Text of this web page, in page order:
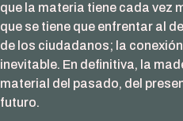
que la materia tiene cada vez
que se tiene que enfrentar al
de los ciudadanos; la
inevitable. En definitiva, la
material del pasado, del
futuro.